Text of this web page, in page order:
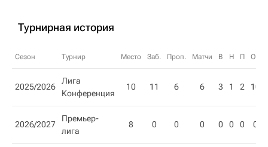
Турнирная история
Сезон Турнир Место Заб. Проп. Матчи В Н П О
2025/2026
Лига
Конференция
10 11 6 6 3 1 2 10
2026/2027
Премьер-
лига
8 0 0 0 0 0 0 0